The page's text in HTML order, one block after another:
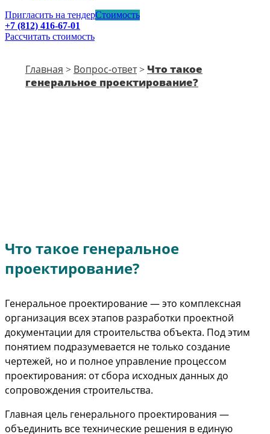
Пригласить на тендерСтоимость
+7 (812) 416-67-01
Рассчитать стоимость
Главная > Вопрос-ответ> Что такое
генеральное проектирование?
Что такое генеральное
проектирование?
Генеральное проектирование — это комплексная
организация всех этапов разработки проектной
документации для строительства объекта. Под этим
понятием подразумевается не только создание
чертежей, но и полное управление процессом
проектирования: от сбора исходных данных до
сопровождения строительства.
Главная цель генерального проектирования —
объединить все технические решения в единую